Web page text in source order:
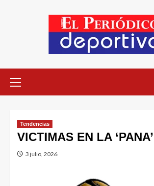
Tendencias
VICTIMAS EN LA ‘PANA’
3 julio, 2026